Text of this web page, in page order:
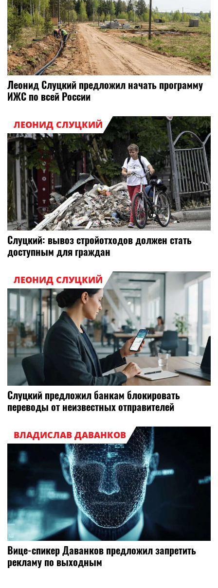
Леонид Слуцкий предложил начать программу
ИЖС по всей России
ЛЕОНИД СЛУЦКИЙ
Слуцкий: вывоз стройотходов должен стать
доступным для граждан
ЛЕОНИД СЛУЦКИЙ
Слуцкий предложил банкам блокировать
переводы от неизвестных отправителей
ВЛАДИСЛАВ ДАВАНКОВ
Вице-спикер Даванков предложил запретить
рекламу по выходным